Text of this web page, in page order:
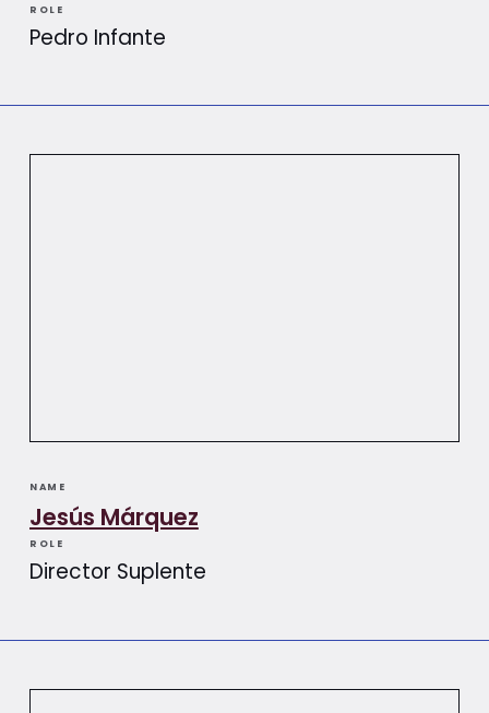
ROLE
Pedro Infante
NAME
Jesús Márquez
ROLE
Director Suplente